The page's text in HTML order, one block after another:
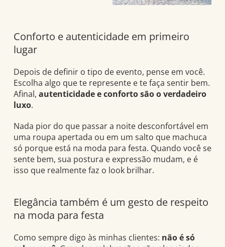
Conforto e autenticidade em primeiro
lugar
Depois de definir o tipo de evento, pense em você.
Escolha algo que te represente e te faça sentir bem.
Afinal, autenticidade e conforto são o verdadeiro
luxo.
Nada pior do que passar a noite desconfortável em
uma roupa apertada ou em um salto que machuca
só porque está na moda para festa. Quando você se
sente bem, sua postura e expressão mudam, e é
isso que realmente faz o look brilhar.
Elegância também é um gesto de respeito
na moda para festa
Como sempre digo às minhas clientes: não é só